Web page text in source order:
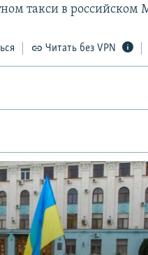
такси в российском
Читать без VPN